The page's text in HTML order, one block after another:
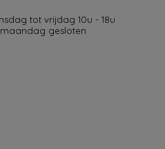
tot vrijdag 10u - 18u
gesloten